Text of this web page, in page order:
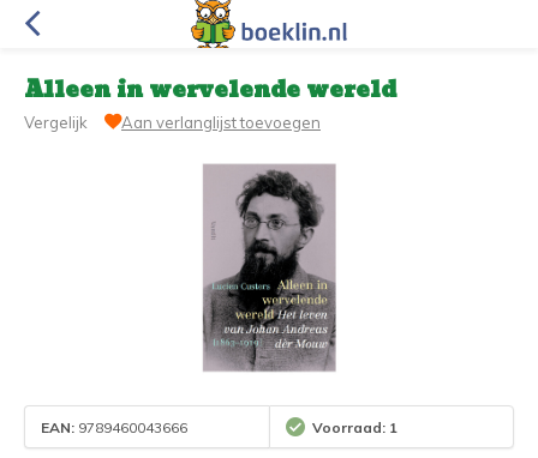
Alleen in wervelende wereld
Vergelijk Aan verlanglijst toevoegen
EAN: 9789460043666 Voorraad: 1